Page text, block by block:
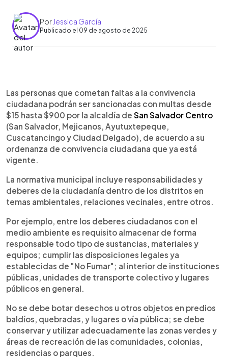
Por Jessica García
Publicado el 09 de agosto de 2025
Escuchar artículo
Las personas que cometan faltas a la convivencia
ciudadana podrán ser sancionadas con multas desde
$15 hasta $900 por la alcaldía de San Salvador Centro
(San Salvador, Mejicanos, Ayutuxtepeque,
Cuscatancingo y Ciudad Delgado), de acuerdo a su
ordenanza de convivencia ciudadana que ya está
vigente.
La normativa municipal incluye responsabilidades y
deberes de la ciudadanía dentro de los distritos en
temas ambientales, relaciones vecinales, entre otros.
Por ejemplo, entre los deberes ciudadanos con el
medio ambiente es requisito almacenar de forma
responsable todo tipo de sustancias, materiales y
equipos; cumplir las disposiciones legales ya
establecidas de "No Fumar"; al interior de instituciones
públicas, unidades de transporte colectivo y lugares
públicos en general.
No se debe botar desechos u otros objetos en predios
baldíos, quebradas, y lugares o vía pública; se debe
conservar y utilizar adecuadamente las zonas verdes y
áreas de recreación de las comunidades, colonias,
residencias o parques.